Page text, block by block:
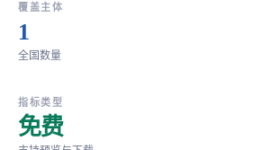
覆盖主体
1
全国数量
指标类型
免费